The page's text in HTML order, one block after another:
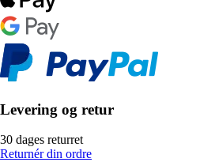
Levering og retur
30 dages returret
Returnér din ordre